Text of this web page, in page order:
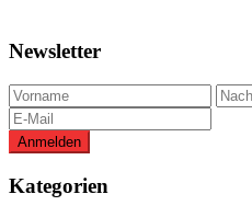
Newsletter
Kategorien